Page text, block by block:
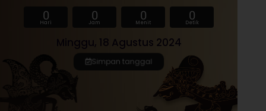
0
Hari
0
Jam
0
Menit
0
Detik
Minggu, 18 Agustus 2024
Simpan tanggal